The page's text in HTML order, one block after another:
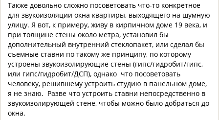
Также довольно сложно посоветовать что-то конкретное
для звукоизоляции окна квартиры, выходящего на шумную
улицу. Я вот, к примеру, живу в кирпичном доме 19 века, и
при толщине стены около метра, установил бы
дополнительный внутренний стеклопакет, или сделал бы
съемные ставни по такому же принципу, по которому
устроены звукоизолирующие стены (гипс/гидробит/гипс,
или гипс/гидробит/ДСП), однако что посоветовать
человеку, решившему устроить студию в панельном доме,
я не знаю. Разве что устроить ставни непосредственно в
звукоизолирующей стене, чтобы можно было добраться до
окна.